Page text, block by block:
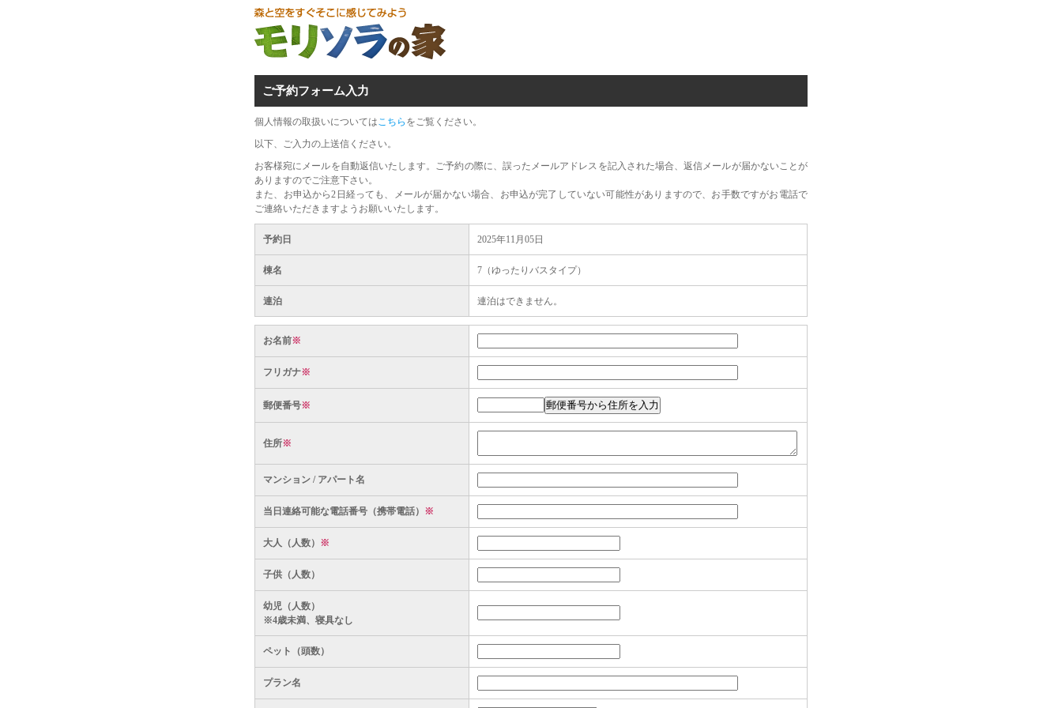
ご予約フォーム入力
個人情報の取扱いについてはこちら をご覧ください。
以下、ご入力の上送信ください。
お客様宛にメールを自動返信いたします。ご予約の際に、誤ったメールアドレスを記入された場合、返信メールが届かないことが
ありますのでご注意下さい。
また、お申込から2日経っても、メールが届かない場合、お申込が完了していない可能性がありますので、お手数ですがお電話で
ご連絡いただきますようお願いいたします。
予約日 2025年11月05日
棟名 7（ゆったりバスタイプ）
連泊 連泊はできません。
お名前※
フリガナ※
郵便番号※
住所※
マンション / アパート名
当日連絡可能な電話番号（携帯電話） ※
大人（人数） ※
子供（人数）
幼児（人数）
※4歳未満、寝具なし
ペット（頭数）
プラン名